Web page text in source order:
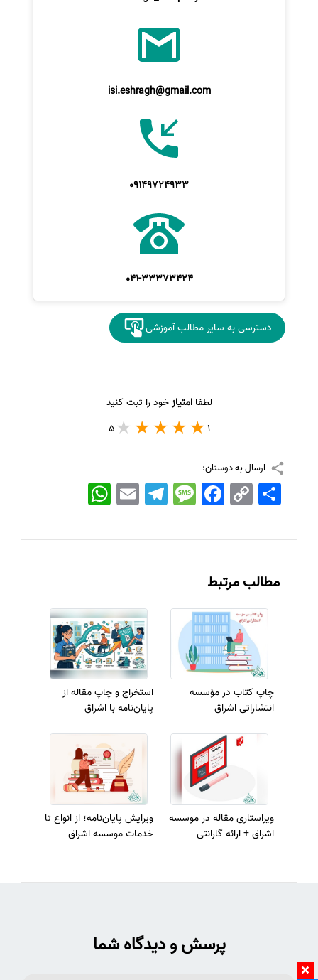
isi.eshragh@gmail.com
09149724933
041-33373424
دسترسی به سایر مطالب آموزشی
لطفاامتیازخود را ثبت کنید
1
5
ارسال به دوستان:
WhatsApp EmailTelegramMessageFacebook Copy
Link
اشتراک
مطالب مرتبط
چاپ کتاب در مؤسسه
انتشاراتی اشراق
استخراج و چاپ مقاله از
پایان‌نامه با اشراق
ویراستاری مقاله در موسسه
اشراق + ارائه گارانتی
ویرایش پایان‌نامه؛ از انواع تا
خدمات موسسه اشراق
پرسش و دیدگاه شما